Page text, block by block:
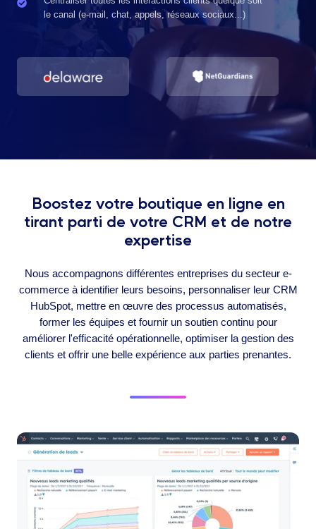
abandons
clients
ciblées
marketing
gagner
en
productivité
le canal (e-mail, chat, appels, réseaux sociaux...)
toutes
quelque
soit
appels,
réseaux
sociaux...)
Boostez votre boutique en ligne en
tirant parti de votre CRM et de notre
expertise
Nous accompagnons différentes entreprises du secteur e-
commerce à identifier leurs besoins, personnaliser leur CRM
HubSpot, mettre en œuvre des processus automatisés,
former les équipes et fournir un soutien continu pour
améliorer l'efficacité opérationnelle, optimiser la gestion des
clients et offrir une belle expérience aux parties prenantes.